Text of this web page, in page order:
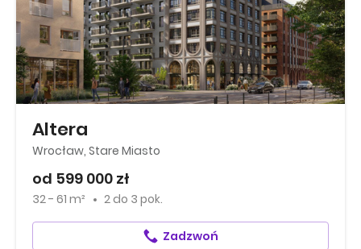
Altera
Wrocław, Stare Miasto
od 599 000 zł
32 - 61 m² 2 do 3 pok.
Zadzwoń